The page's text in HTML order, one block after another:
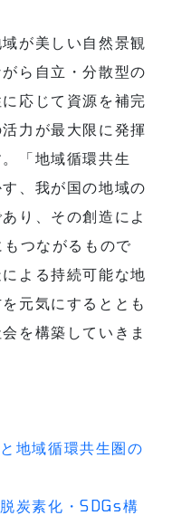
が美しい自然景観
ら自立・分散型の
応じて資源を補完
力が最大限に発揮
「地域循環共生
、我が国の地域の
り、その創造によ
つながるもので
よる持続可能な地
元気にするととも
を構築していきま
地域循環共生圏の
炭素化・SDGs構